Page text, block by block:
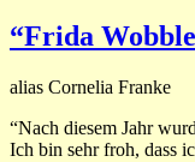
“Frida
alias Cornelia Franke
“Nach diesem Jahr
Ich bin sehr froh, dass